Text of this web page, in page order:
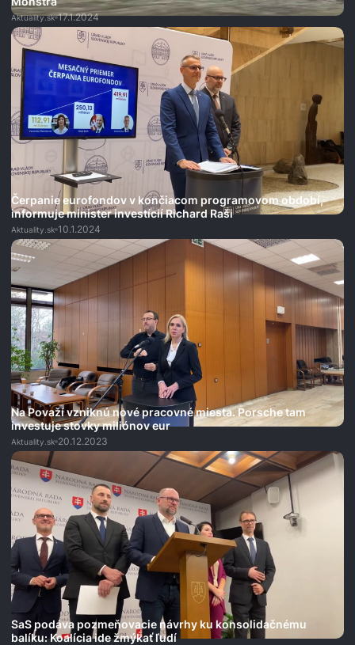
Aktuality.sk 17.1.2024
Čerpanie eurofondov v končiacom programovom období,
informuje minister investícií Richard Raši
Aktuality.sk 10.1.2024
Na Považí vzniknú nové pracovné miesta. Porsche tam
investuje stovky miliónov eur
Aktuality.sk 20.12.2023
SaS podáva pozmeňovacie návrhy ku konsolidačnému
balíku: Koalícia ide žmýkať ľudí